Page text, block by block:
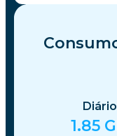
Diário
1.85